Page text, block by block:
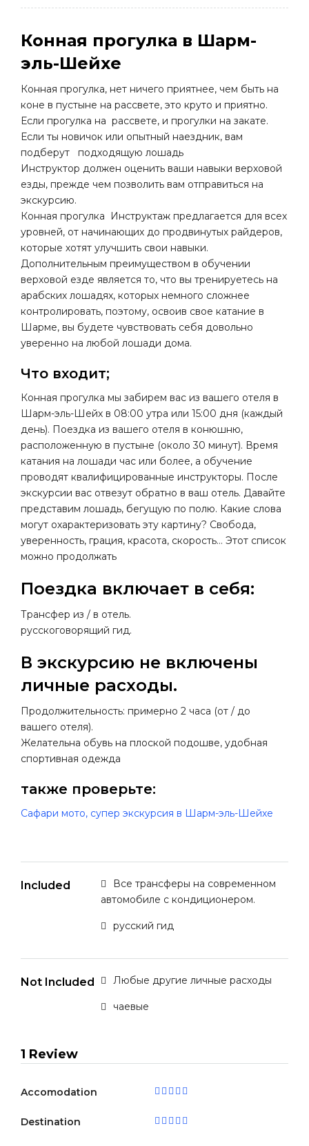
Конная прогулка в Шарм-
эль-Шейхе
Конная прогулка, нет ничего приятнее, чем быть на
коне в пустыне на рассвете, это круто и приятно.
Если прогулка на рассвете, и прогулки на закате.
Если ты новичок или опытный наездник, вам
подберут подходящую лошадь
Инструктор должен оценить ваши навыки верховой
езды, прежде чем позволить вам отправиться на
экскурсию.
Конная прогулка Инструктаж предлагается для всех
уровней, от начинающих до продвинутых райдеров,
которые хотят улучшить свои навыки.
Дополнительным преимуществом в обучении
верховой езде является то, что вы тренируетесь на
арабских лошадях, которых немного сложнее
контролировать, поэтому, освоив свое катание в
Шарме, вы будете чувствовать себя довольно
уверенно на любой лошади дома.
Что входит;
Конная прогулка мы забирем вас из вашего отеля в
Шарм-эль-Шейх в 08:00 утра или 15:00 дня (каждый
день). Поездка из вашего отеля в конюшню,
расположенную в пустыне (около 30 минут). Время
катания на лошади час или более, а обучение
проводят квалифицированные инструкторы. После
экскурсии вас отвезут обратно в ваш отель. Давайте
представим лошадь, бегущую по полю. Какие слова
могут охарактеризовать эту картину? Свобода,
уверенность, грация, красота, скорость… Этот список
можно продолжать
Поездка включает в себя:
Трансфер из / в отель.
русскоговорящий гид.
В экскурсию не включены
личные расходы.
Продолжительность: примерно 2 часа (от / до
вашего отеля).
Желательна обувь на плоской подошве, удобная
спортивная одежда
также проверьте:
Сафари мото, супер экскурсия в Шарм-эль-Шейхе
Included
Все трансферы на современном
автомобиле с кондиционером.
русский гид
Not Included Любые другие личные расходы
чаевые
1 Review
Accomodation
Destination